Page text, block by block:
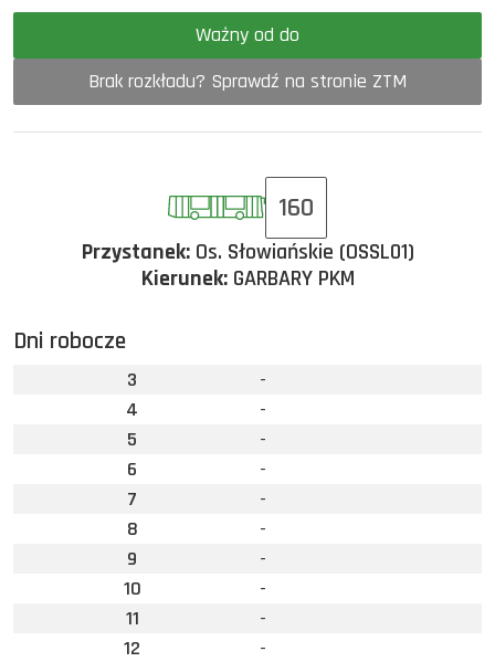
Ważny od do
Brak rozkładu? Sprawdź na stronie ZTM
160
Przystanek:Os. Słowiańskie (OSSL01)
Kierunek:GARBARY PKM
Dni robocze
3
-
4
-
5
-
6
-
7
-
8
-
9
-
10
-
11
-
12
-